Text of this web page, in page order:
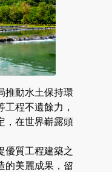
推動水土保持環
程不遺餘力，
，在世界嶄露頭
優質工程建築之
的美麗成果，留